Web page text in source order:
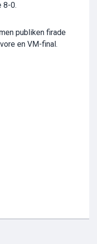
8-0.
publiken firade
en VM-final.